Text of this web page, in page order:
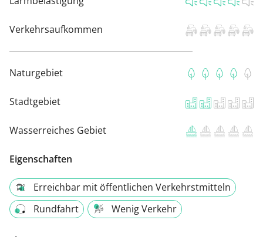
Verkehrsaufkommen
Naturgebiet
Stadtgebiet
Wasserreiches Gebiet
Eigenschaften
Erreichbar mit öffentlichen Verkehrstmitteln
Rundfahrt
Wenig Verkehr